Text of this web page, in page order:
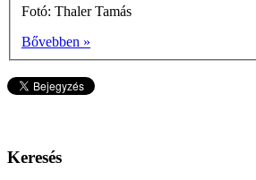
Fotó: Thaler Tamás
Bővebben »
Keresés